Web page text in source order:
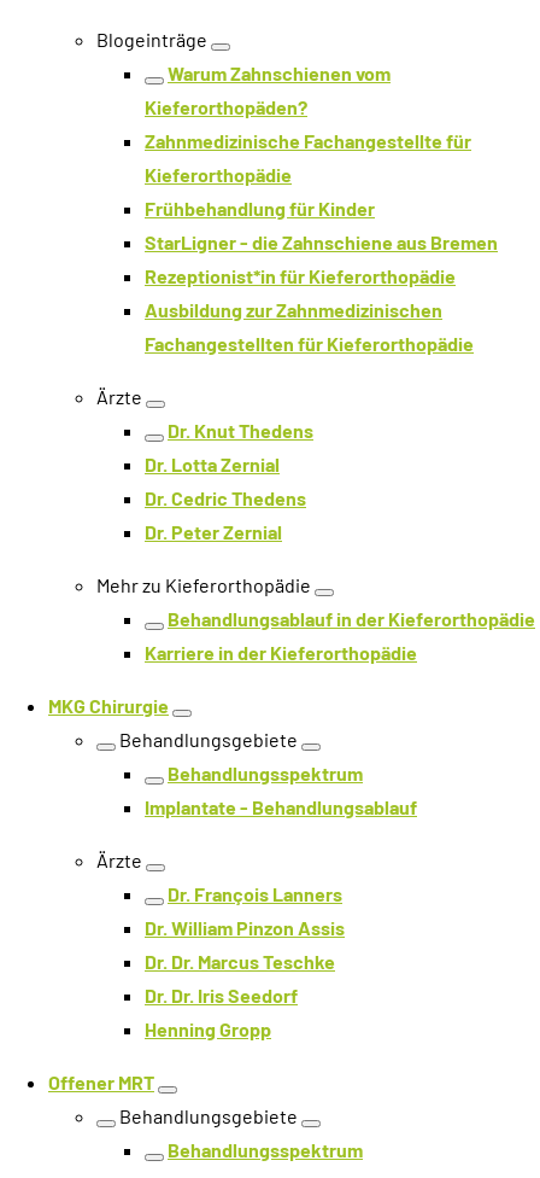
Blogeinträge
Ebene öffnen
Ebene zurück
Warum Zahnschienen vom
Kieferorthopäden?
Zahnmedizinische Fachangestellte für
Kieferorthopädie
Frühbehandlung für Kinder
StarLigner - die Zahnschiene aus Bremen
Rezeptionist*in für Kieferorthopädie
Ausbildung zur Zahnmedizinischen
Fachangestellten für Kieferorthopädie
Ärzte
Ebene öffnen
Ebene zurück
Dr. Knut Thedens
Dr. Lotta Zernial
Dr. Cedric Thedens
Dr. Peter Zernial
Mehr zu Kieferorthopädie
Ebene öffnen
Ebene zurück
Behandlungsablauf in der Kieferorthopädie
Karriere in der Kieferorthopädie
MKG Chirurgie
Ebene öffnen
Ebene zurück
Behandlungsgebiete
Ebene öffnen
Ebene zurück
Behandlungsspektrum
Implantate - Behandlungsablauf
Ärzte
Ebene öffnen
Ebene zurück
Dr. François Lanners
Dr. William Pinzon Assis
Dr. Dr. Marcus Teschke
Dr. Dr. Iris Seedorf
Henning Gropp
Offener MRT
Ebene öffnen
Ebene zurück
Behandlungsgebiete
Ebene öffnen
Ebene zurück
Behandlungsspektrum